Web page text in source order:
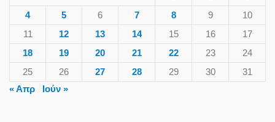
4
5 6 7 8 9
10
11
12 13 14 15 16
17
18
19 20 21 22 23
24
25
26 27 28 29 30
31
« Απρ
Ιούν »